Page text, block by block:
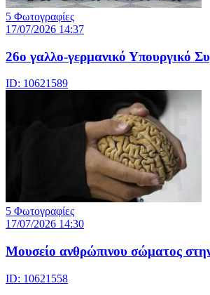
5 Φωτογραφίες
17/07/2026 14:37
26ο γαλλο-γερμανικό Υπουργικό
ID: 10621589
5 Φωτογραφίες
17/07/2026 14:30
Μουσείο ανθρώπινου σώματος
ID: 10621558